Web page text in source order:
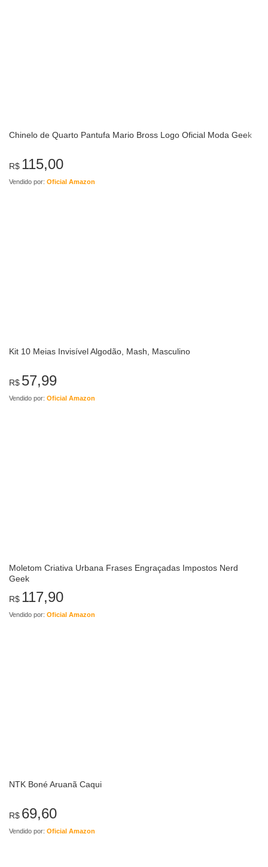
Chinelo de Quarto Pantufa Mario Bross Logo Oficial Moda Geek
R$ 115,00
Vendido por: Oficial Amazon
Kit 10 Meias Invisível Algodão, Mash, Masculino
R$ 57,99
Vendido por: Oficial Amazon
Moletom Criativa Urbana Frases Engraçadas Impostos Nerd
Geek
R$ 117,90
Vendido por: Oficial Amazon
NTK Boné Aruanã Caqui
R$ 69,60
Vendido por: Oficial Amazon